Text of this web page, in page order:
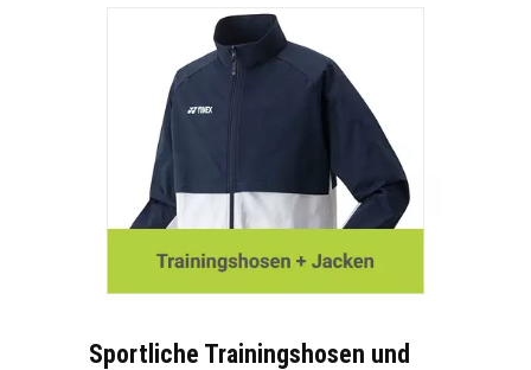
Sportliche Trainingshosen und